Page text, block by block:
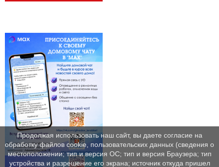
Продолжая использовать наш сайт, вы даете согласие на
обработку файлов cookie, пользовательских данных (сведения о
местоположении; тип и версия ОС; тип и версия Браузера; тип
устройства и разрешение его экрана; источник откуда пришел